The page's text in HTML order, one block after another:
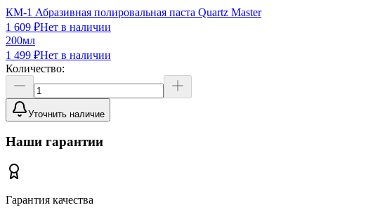
КМ-1 Абразивная полировальная паста Quartz Master
1 609 ₽Нет в наличии
200мл
1 499 ₽Нет в наличии
Количество:
Уточнить наличие
Наши гарантии
Гарантия качества